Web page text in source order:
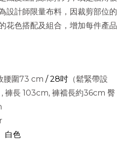
設計師限量布料，因裁剪部位的
花色搭配及組合，增加每件產品
腰圍73 cm / 28吋 （鬆緊帶設
, 褲長 103cm, 褲襠長約36cm 臀
白色